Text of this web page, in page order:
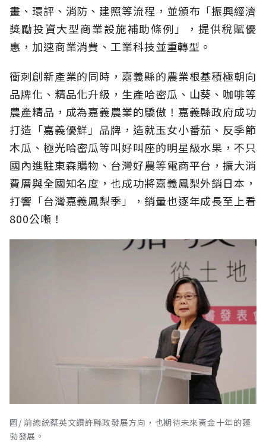
畫、環評、消防、建照等流程，並頒布「振興經濟
獎勵投資大型商業設施補助條例」，提供稅賦優
惠，加速商業消費、工業科技並重轉型。
衝刺創新產業的同時，嘉義縣的農業根基積極朝向
品牌化、精品化升級，生產哈密瓜、山葵、咖啡等
農產精品，成為嘉義農業的驕傲！嘉義縣政府成功
打造「嘉義優鮮」品牌，造就玉女小番茄、反季節
木瓜、極光哈密瓜等叫好叫座的明星級水果，不只
國內進駐東森購物、台灣好農等電商平台，擴大消
費層與全國知名度，也成功將嘉義鳳梨外銷日本，
打響「台灣嘉義鳳梨季」，銷量也逐年成長至上看
800公噸！
圖/ 前總統蔡英文讚許縣政發展方向，也期待未來黃金十年的蓬
勃發展。